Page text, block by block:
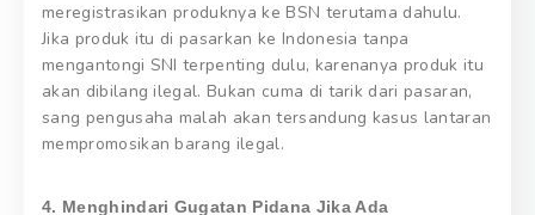
meregistrasikan produknya ke BSN terutama dahulu.
Jika produk itu di pasarkan ke Indonesia tanpa
mengantongi SNI terpenting dulu, karenanya produk itu
akan dibilang ilegal. Bukan cuma di tarik dari pasaran,
sang pengusaha malah akan tersandung kasus lantaran
mempromosikan barang ilegal.
4. Menghindari Gugatan Pidana Jika Ada